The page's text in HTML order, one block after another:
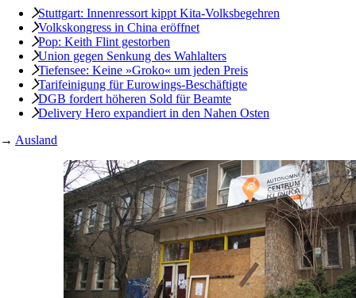
Stuttgart: Innenressort kippt Kita-Volksbegehren
Volkskongress in China eröffnet
Pop: Keith Flint gestorben
Union gegen Senkung des Wahlalters
Tiefensee: Keine »Groko« um jeden Preis
Tarifeinigung für Eurowings-Beschäftigte
DGB fordert höheren Sold für Beamte
Delivery Hero expandiert in den Nahen Osten
→ Ausland